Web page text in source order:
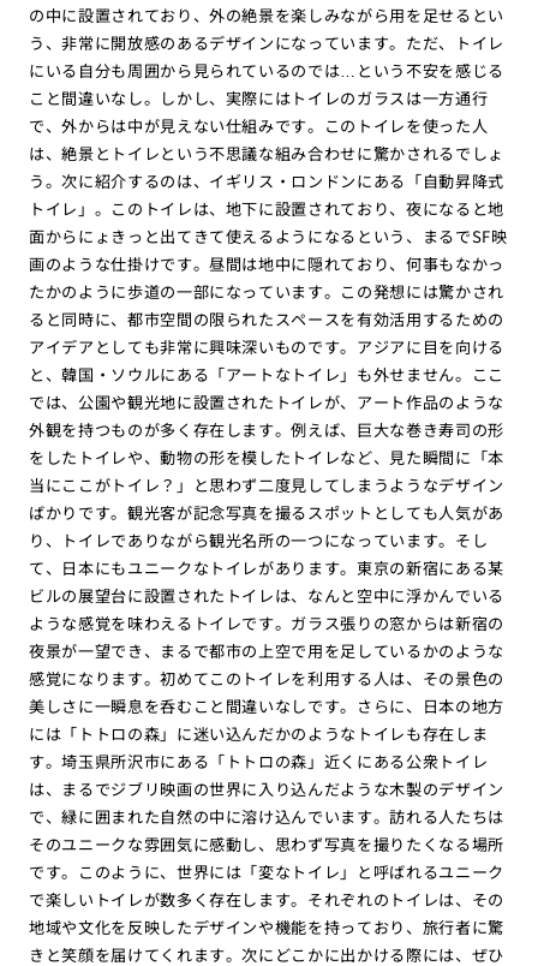
の中に設置されており、外の絶景を楽しみながら用を足せるとい
う、非常に開放感のあるデザインになっています。ただ、トイレ
にいる自分も周囲から見られているのでは…という不安を感じる
こと間違いなし。しかし、実際にはトイレのガラスは一方通行
で、外からは中が見えない仕組みです。このトイレを使った人
は、絶景とトイレという不思議な組み合わせに驚かされるでしょ
う。次に紹介するのは、イギリス・ロンドンにある「自動昇降式
トイレ」。このトイレは、地下に設置されており、夜になると地
面からにょきっと出てきて使えるようになるという、まるでSF映
画のような仕掛けです。昼間は地中に隠れており、何事もなかっ
たかのように歩道の一部になっています。この発想には驚かされ
ると同時に、都市空間の限られたスペースを有効活用するための
アイデアとしても非常に興味深いものです。アジアに目を向ける
と、韓国・ソウルにある「アートなトイレ」も外せません。ここ
では、公園や観光地に設置されたトイレが、アート作品のような
外観を持つものが多く存在します。例えば、巨大な巻き寿司の形
をしたトイレや、動物の形を模したトイレなど、見た瞬間に「本
当にここがトイレ？」と思わず二度見してしまうようなデザイン
ばかりです。観光客が記念写真を撮るスポットとしても人気があ
り、トイレでありながら観光名所の一つになっています。そし
て、日本にもユニークなトイレがあります。東京の新宿にある某
ビルの展望台に設置されたトイレは、なんと空中に浮かんでいる
ような感覚を味わえるトイレです。ガラス張りの窓からは新宿の
夜景が一望でき、まるで都市の上空で用を足しているかのような
感覚になります。初めてこのトイレを利用する人は、その景色の
美しさに一瞬息を呑むこと間違いなしです。さらに、日本の地方
には「トトロの森」に迷い込んだかのようなトイレも存在しま
す。埼玉県所沢市にある「トトロの森」近くにある公衆トイレ
は、まるでジブリ映画の世界に入り込んだような木製のデザイン
で、緑に囲まれた自然の中に溶け込んでいます。訪れる人たちは
そのユニークな雰囲気に感動し、思わず写真を撮りたくなる場所
です。このように、世界には「変なトイレ」と呼ばれるユニーク
で楽しいトイレが数多く存在します。それぞれのトイレは、その
地域や文化を反映したデザインや機能を持っており、旅行者に驚
きと笑顔を届けてくれます。次にどこかに出かける際には、ぜひ